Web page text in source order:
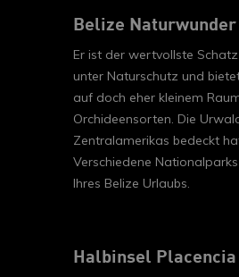
Belize Naturwunder
Er ist der wertvollste
unter Naturschutz und
auf doch eher kleinem
Orchideensorten. Die
Zentralamerikas bedeckt
Verschiedene
Ihres Belize Urlaubs.
Halbinsel Placencia